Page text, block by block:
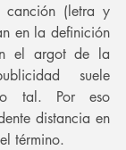
(letra y
en la definición
el argot de la
suele
tal. Por eso
distancia en
término.